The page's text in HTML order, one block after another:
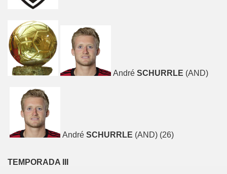
André SCHURRLE (AND)
André SCHURRLE (AND) (26)
TEMPORADA III